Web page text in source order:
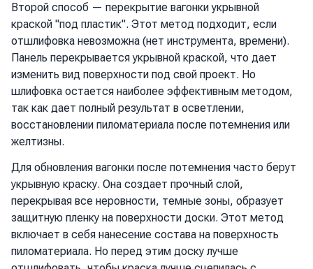
Второй способ — перекрытие вагонки укрывной
краской "под пластик". Этот метод подходит, если
отшлифовка невозможна (нет инструмента, времени).
Панель перекрывается укрывной краской, что дает
изменить вид поверхности под свой проект. Но
шлифовка остается наиболее эффективным методом,
так как дает полный результат в осветлении,
восстановлении пиломатериала после потемнения или
желтизны.
Для обновления вагонки после потемнения часто берут
укрывную краску. Она создает прочный слой,
перекрывая все неровности, темные зоны, образует
защитную пленку на поверхности доски. Этот метод
включает в себя нанесение состава на поверхность
пиломатериала. Но перед этим доску лучше